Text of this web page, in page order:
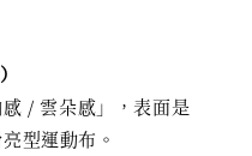
/ 雲朵感」，表面是
型運動布。